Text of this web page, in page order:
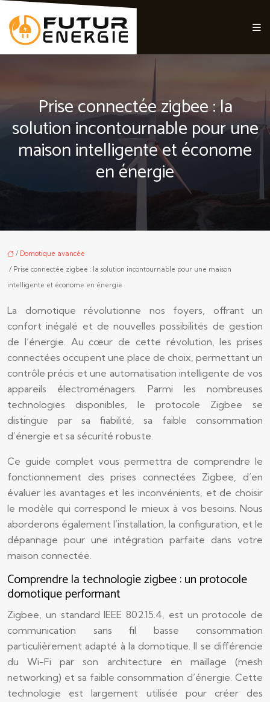
Prise connectée zigbee : la
solution incontournable pour une
maison intelligente et économe
en énergie
/ Domotique avancée
/ Prise connectée zigbee : la solution incontournable pour une maison
intelligente et économe en énergie
La domotique révolutionne nos foyers, offrant un
confort inégalé et de nouvelles possibilités de gestion
de l’énergie. Au cœur de cette révolution, les prises
connectées occupent une place de choix, permettant un
contrôle précis et une automatisation intelligente de vos
appareils électroménagers. Parmi les nombreuses
technologies disponibles, le protocole Zigbee se
distingue par sa fiabilité, sa faible consommation
d’énergie et sa sécurité robuste.
Ce guide complet vous permettra de comprendre le
fonctionnement des prises connectées Zigbee, d’en
évaluer les avantages et les inconvénients, et de choisir
le modèle qui correspond le mieux à vos besoins. Nous
aborderons également l’installation, la configuration, et le
dépannage pour une intégration parfaite dans votre
maison connectée.
Comprendre la technologie zigbee : un protocole
domotique performant
Zigbee, un standard IEEE 802.15.4, est un protocole de
communication sans fil basse consommation
particulièrement adapté à la domotique. Il se différencie
du Wi-Fi par son architecture en maillage (mesh
networking) et sa faible consommation d’énergie. Cette
technologie est largement utilisée pour créer des